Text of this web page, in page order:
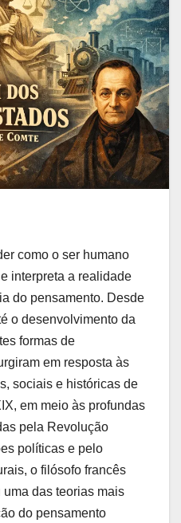
como o ser humano
interpreta a realidade
do pensamento. Desde
o desenvolvimento da
formas de
em resposta às
sociais e históricas de
em meio às profundas
pela Revolução
políticas e pelo
o filósofo francês
das teorias mais
do pensamento